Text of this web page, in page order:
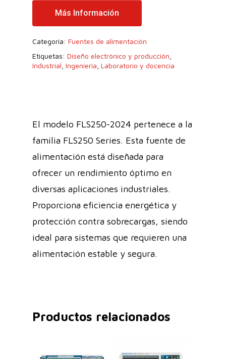
Más Información
Categoría: Fuentes de alimentación
Etiquetas: Diseño electrónico y producción
Industrial Ingeniería Laboratorio y docencia
El modelo FLS250-2024 pertenece a la
familia FLS250 Series. Esta fuente de
alimentación está diseñada para
ofrecer un rendimiento óptimo en
diversas aplicaciones industriales.
Proporciona eficiencia energética y
protección contra sobrecargas, siendo
ideal para sistemas que requieren una
alimentación estable y segura.
Productos relacionados